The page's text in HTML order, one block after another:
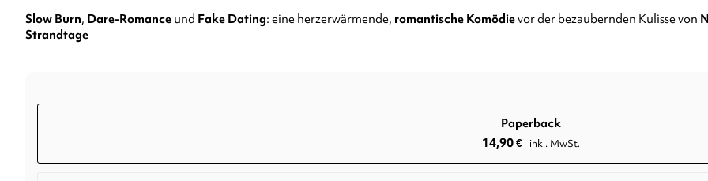
Slow Burn, Dare-Romanceund Fake Dating: eine herzerwärmende, romantische Komödievor der bezaubernden Kulisse von
Strandtage
Paperback
14,90€ inkl. MwSt.